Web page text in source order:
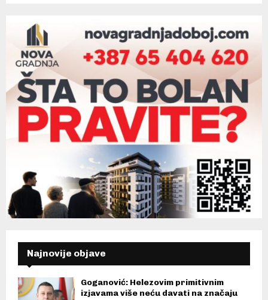
Najnovije objave
Goganović: Helezovim primitivnim
izjavama više neću davati na značaju